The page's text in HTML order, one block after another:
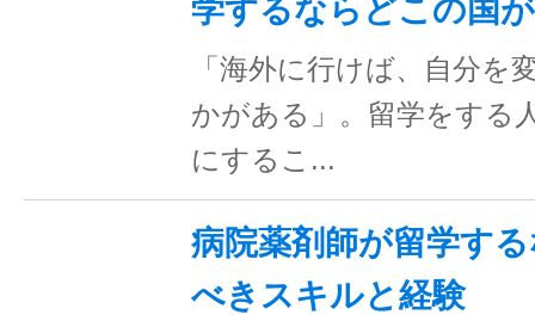
学するならどこの国
「海外に行けば、自分を
かがある」。留学をする
にするこ...
病院薬剤師が留学す
べきスキルと経験